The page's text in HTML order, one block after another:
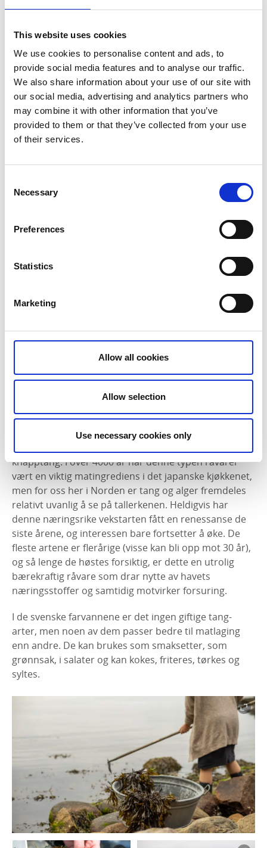
This website uses cookies
We use cookies to personalise content and ads, to
provide social media features and to analyse our traffic.
We also share information about your use of our site with
our social media, advertising and analytics partners who
may combine it with other information that you’ve
provided to them or that they’ve collected from your use
of their services.
Selection
Necessary
Preferences
Statistics
Marketing
Allow all cookies
Allow selection
Use necessary cookies only
Denne sorten kommer opprinnelig fra Stillehavet, og
Everts Sjöbod
Kalvö Ostron
Havstenssunds Ostron
Ostrea Aquaculture
Tang og alger
knapptang. I over 4000 år har denne typen råvarer
vært en viktig matingrediens i det japanske kjøkkenet,
men for oss her i Norden er tang og alger fremdeles
relativt uvanlig å se på tallerkenen. Heldigvis har
denne næringsrike vekstarten fått en renessanse de
siste årene, og interessen bare fortsetter å øke. De
fleste artene er flerårige (visse kan bli opp mot 30 år),
og så lenge de høstes forsiktig, er dette en utrolig
bærekraftig råvare som drar nytte av havets
næringsstoffer og samtidig motvirker forsuring.
I de svenske farvannene er det ingen giftige tang-
arter, men noen av dem passer bedre til matlaging
enn andre. De kan brukes som smaksetter, som
grønnsak, i salater og kan kokes, friteres, tørkes og
syltes.